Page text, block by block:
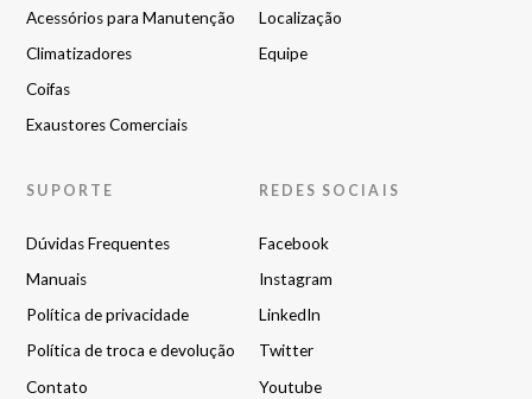
Acessórios para Manutenção
Climatizadores
Coifas
Exaustores Comerciais
Localização
Equipe
SUPORTE
Dúvidas Frequentes
Manuais
Política de privacidade
Política de troca e devolução
Contato
REDES SOCIAIS
Facebook
Instagram
LinkedIn
Twitter
Youtube